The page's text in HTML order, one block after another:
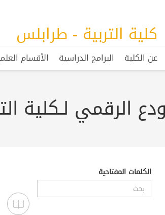
كلية التربية - طرابلس
عن الكلية البرامج الدراسية الأقسام
الرقمي لـكلية
الكلمات المفتاحية